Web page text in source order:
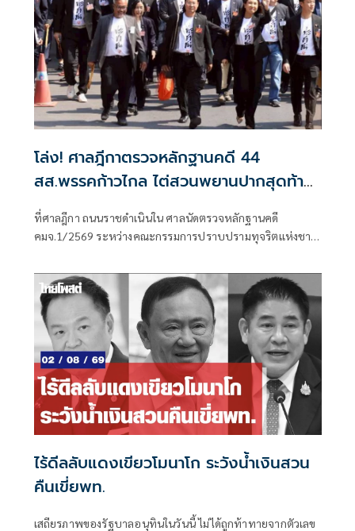
โล่ง! ศาลฎีกาตรวจหลักฐานคดี 44
สส.พรรคก้าวไกล ไต่สวนพยานปากสุดท้าย
18 พ.ค.ปีหน้าก่อนนัดตัดสิน
ที่ศาลฎีกา ถนนราชดำเนินใน ศาลนัดตรวจหลักฐานคดี
คมจ.1/2569 ระหว่างคณะกรรมการปราบปรามทุจริตแห่งชาติ
ไร้ดีลลับแดงเขียวโมนาโก ระวังน้ำเงินสวน
คืนเขี่ยพท.
เสถียรภาพของรัฐบาลอนุทินในวันนี้ ไม่ได้ถูกท้าทายจากตัวเลข